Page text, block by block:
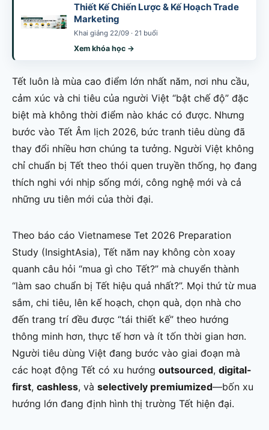
Thiết Kế Chiến Lược & Kế Hoạch Trade
Marketing
Khai giảng 22/09 · 21 buổi
Xem khóa học →
Tết luôn là mùa cao điểm lớn nhất năm, nơi nhu cầu,
cảm xúc và chi tiêu của người Việt “bật chế độ” đặc
biệt mà không thời điểm nào khác có được. Nhưng
bước vào Tết Âm lịch 2026, bức tranh tiêu dùng đã
thay đổi nhiều hơn chúng ta tưởng. Người Việt không
chỉ chuẩn bị Tết theo thói quen truyền thống, họ đang
thích nghi với nhịp sống mới, công nghệ mới và cả
những ưu tiên mới của thời đại.
Theo báo cáo Vietnamese Tet 2026 Preparation
Study (InsightAsia), Tết năm nay không còn xoay
quanh câu hỏi “mua gì cho Tết?” mà chuyển thành
“làm sao chuẩn bị Tết hiệu quả nhất?”. Mọi thứ từ mua
sắm, chi tiêu, lên kế hoạch, chọn quà, dọn nhà cho
đến trang trí đều được “tái thiết kế” theo hướng
thông minh hơn, thực tế hơn và ít tốn thời gian hơn.
Người tiêu dùng Việt đang bước vào giai đoạn mà
các hoạt động Tết có xu hướng outsourced, digital-
first, cashless, và selectively premiumized—bốn xu
hướng lớn đang định hình thị trường Tết hiện đại.